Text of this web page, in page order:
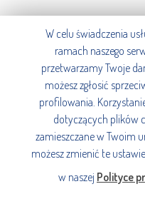
W celu świadczenia
ramach naszego
przetwarzamy Twoje
możesz zgłosić
profilowania.
dotyczących plików
zamieszczane w Twoim
możesz zmienić te
w naszej Polityce